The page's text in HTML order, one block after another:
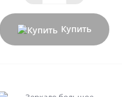
Купить